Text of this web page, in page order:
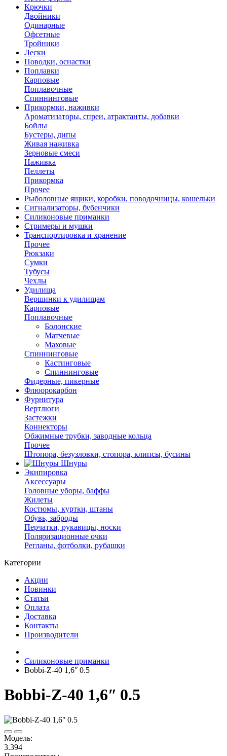
Крючки
Двойники
Одинарные
Офсетные
Тройники
Лески
Поводки, оснастки
Поплавки
Карповые
Поплавочные
Спиннинговые
Прикормки, наживки
Ароматизаторы, спреи, атрактанты, добавки
Бойлы
Бустеры, дипы
Живая наживка
Зерновые смеси
Наживка
Пеллеты
Прикормка
Прочее
Рыболовные ящики, коробки, поводочницы, кошельки
Сигнализаторы, бубенчики
Силиконовые приманки
Стримеры и мушки
Транспортировка и хранение
Прочее
Рюкзаки
Сумки
Тубусы
Чехлы
Удилища
Вершинки к удилищам
Карповые
Поплавочные
Болонские
Матчевые
Маховые
Спиннинговые
Кастинговые
Спиннинговые
Фидерные, пикерные
Флюорокарбон
Фурнитура
Вертлюги
Застежки
Коннекторы
Обжимные трубки, заводные кольца
Прочее
Штопора, безузловки, стопора, клипсы, бусины
Шнуры
Экипировка
Аксессуары
Головные уборы, баффы
Жилеты
Костюмы, куртки, штаны
Обувь, заброды
Перчатки, рукавицы, носки
Поляризационные очки
Регланы, фотболки, рубашки
Категории
Акции
Новинки
Статьи
Оплата
Доставка
Контакты
Производители
Силиконовые приманки
Bobbi-Z-40 1,6ʺ 0.5
Bobbi-Z-40 1,6ʺ 0.5
Модель:
3.394